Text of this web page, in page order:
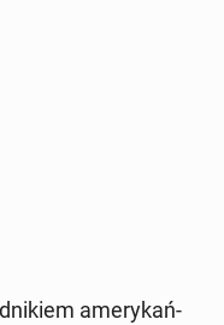
ame­ry­kań­